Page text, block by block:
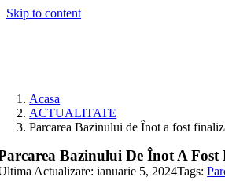
Skip to content
Acasa
ACTUALITATE
Parcarea Bazinului de Înot a fost
Bazinului De Înot A Fost
Actualizare: ianuarie 5, 2024Tags: